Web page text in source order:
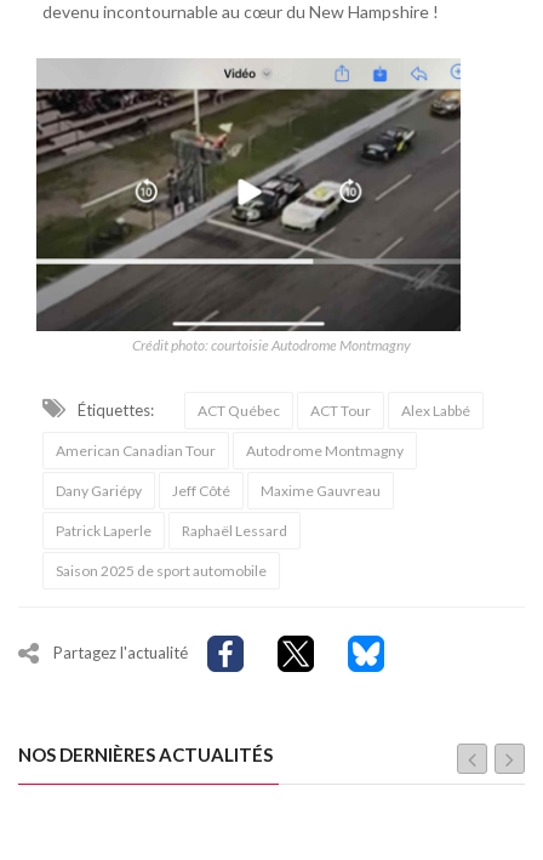
devenu incontournable au cœur du New Hampshire !
Crédit photo: courtoisie Autodrome Montmagny
Étiquettes: ACT Québec ACT Tour Alex Labbé
American Canadian Tour Autodrome Montmagny
Dany Gariépy Jeff Côté Maxime Gauvreau
Patrick Laperle Raphaël Lessard
Saison 2025 de sport automobile
Partagez l'actualité
NOS DERNIÈRES ACTUALITÉS